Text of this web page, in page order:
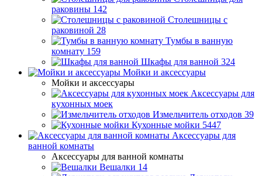
раковины 142
Столешницы с
раковиной 28
Тумбы в ванную
комнату 159
Шкафы для ванной 324
Мойки и аксессуары
Мойки и аксессуары
Аксессуары для
кухонных моек
Измельчитель отходов 39
Кухонные мойки 5447
Аксессуары для
ванной комнаты
Аксессуары для ванной комнаты
Вешалки 14